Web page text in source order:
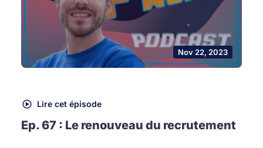
Nov 22, 2023
Lire cet épisode
Ep. 67 : Le renouveau du recrutement